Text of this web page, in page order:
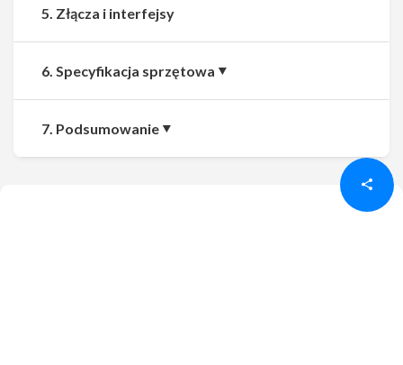
Udostępnij
5. Złącza i interfejsy
6. Specyfikacja sprzętowa
7. Podsumowanie